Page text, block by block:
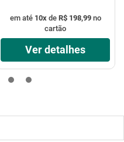
em até 10xde R$ 198,99no
cartão
Ver detalhes